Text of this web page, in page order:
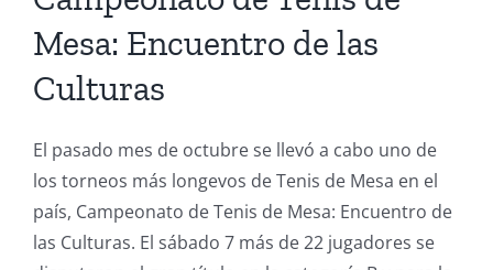
Mesa: Encuentro de las
Culturas
El pasado mes de octubre se llevó a cabo uno de
los torneos más longevos de Tenis de Mesa en el
país, Campeonato de Tenis de Mesa: Encuentro de
las Culturas. El sábado 7 más de 22 jugadores se